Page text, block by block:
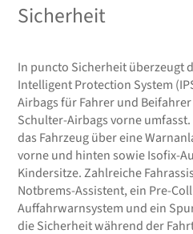
Sicherheit
In puncto Sicherheit überzeugt
Intelligent Protection System
Airbags für Fahrer und
Schulter-Airbags vorne
das Fahrzeug über eine
vorne und hinten sowie Isofix-
Kindersitze. Zahlreiche
Notbrems-Assistent, ein Pre-
Auffahrwarnsystem und ein
die Sicherheit während der